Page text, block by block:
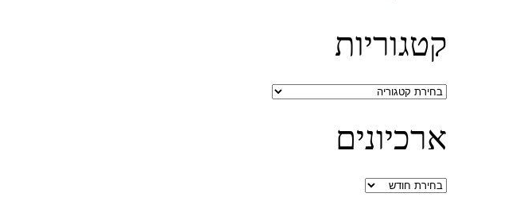
קטגוריות
קטגוריות
ארכיונים
ארכיונים